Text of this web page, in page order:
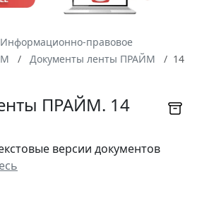
Информационно-правовое
Документы ленты ПРАЙМ
14
ПРАЙМ. 14
версии документов